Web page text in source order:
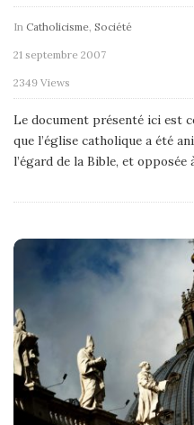
In Catholicisme Société
21 septembre 2007
2349 Views
Le document présenté ici est
que l’église catholique a été
l’égard de la Bible, et opposée